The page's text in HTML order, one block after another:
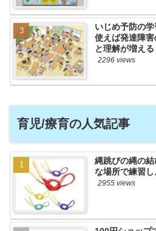
いじめ予防の
使えば発達障
と理解が増える
2296 views
育児/療育の人気記事
縄跳びの縄の
な場所で練習し
2955 views